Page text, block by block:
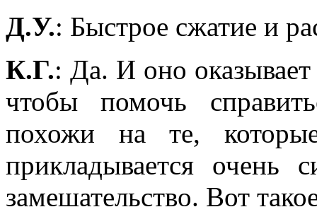
Д.У.: Быстрое сжатие и
К.Г.: Да. И оно
чтобы помочь
похожи на те,
прикладывается
замешательство. Вот